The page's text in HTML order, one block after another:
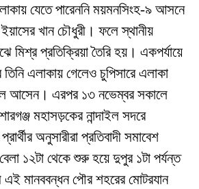
যেতে পারেননি ময়মনসিংহ-৯ আসনে
ইয়াসের খান চৌধুরী। ফলে স্থানীয়
মিশ্র প্রতিক্রিয়া তৈরি হয়। একপর্যায়ে
এলাকায় গেলেও চুপিসারে এলাকা
আসেন। এরপর ১৩ নভেম্বর সকালে
মহাসড়কের নান্দাইল সদরে
অনুসারীরা প্রতিবাদী সমাবেশ
১২টা থেকে শুরু হয়ে দুপুর ১টা পর্যন্ত
এই মানববন্ধন পৌর শহরের মোটরযান